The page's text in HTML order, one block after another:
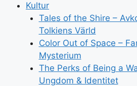
Kultur
Tales of the Shire –
Tolkiens Värld
Color Out of Space –
Mysterium
The Perks of Being a
Ungdom & Identitet